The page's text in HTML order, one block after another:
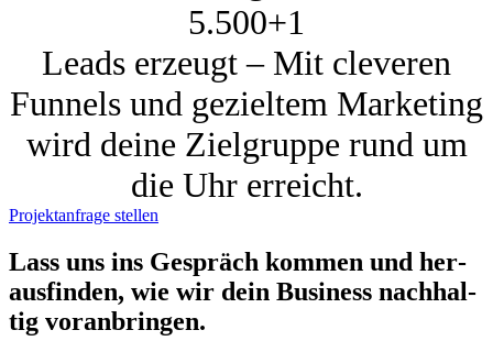
5.500+1
Leads erzeugt – Mit cleveren
Funnels und gezieltem Marketing
wird deine Zielgruppe rund um
die Uhr erreicht.
Projektanfrage stellen
Lass uns ins Gespräch kom­men und her­
aus­fin­den, wie wir dein Busi­ness nach­hal­
tig vor­an­brin­gen.